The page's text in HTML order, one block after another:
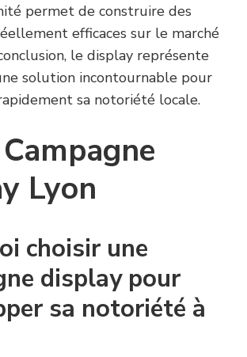
permet de construire des
efficaces sur le marché
le display représente
solution incontournable pour
sa notoriété locale.
Lyon
choisir une
display pour
sa notoriété à